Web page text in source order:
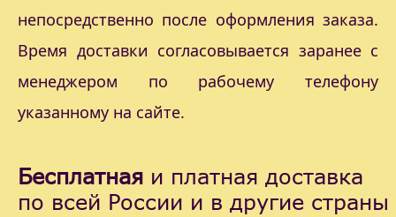
непосредственно после оформления заказа.
Время доставки согласовывается заранее с
менеджером по рабочему телефону
указанному на сайте.
Бесплатная и платная доставка
по всей России и в другие страны